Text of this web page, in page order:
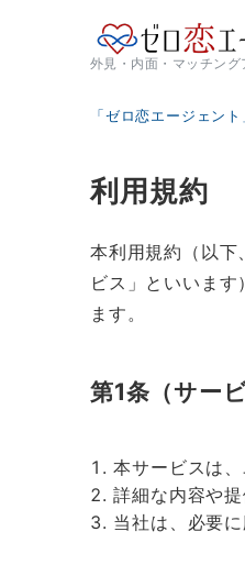
外見・内面・マッチン
「ゼロ恋エージェン
利用規約
本利用規約（以下
ビス」といいま
ます。
第1条（サー
本サービスは
詳細な内容や
当社は、必要